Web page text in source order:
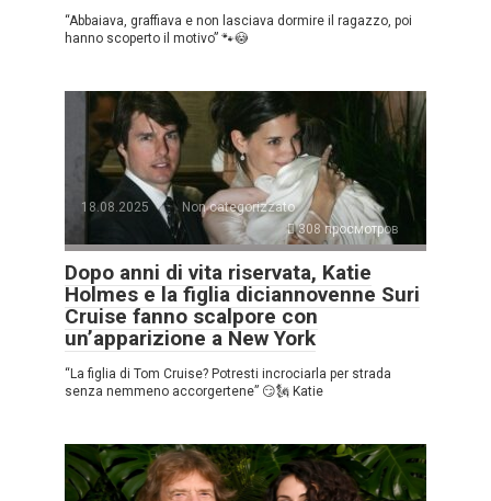
“Abbaiava, graffiava e non lasciava dormire il ragazzo, poi
hanno scoperto il motivo” 🐾😳
18.08.2025
Non categorizzato
308 просмотров
Dopo anni di vita riservata, Katie
Holmes e la figlia diciannovenne Suri
Cruise fanno scalpore con
un’apparizione a New York
“La figlia di Tom Cruise? Potresti incrociarla per strada
senza nemmeno accorgertene” 😏🗽 Katie